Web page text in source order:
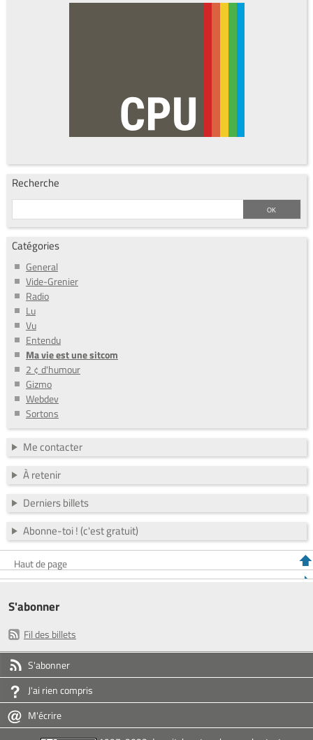
Recherche
Catégories
General
Vide-Grenier
Radio
Lu
Vu
Entendu
Ma vie est une sitcom
2 ¢ d'humour
Gizmo
Webdev
Sortons
Me contacter
À retenir
Derniers billets
Abonne-toi ! (c'est gratuit)
Haut de page
S'abonner
Fil des billets
S'abonner
J'ai rien compris
M'écrire